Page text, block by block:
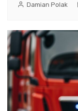
Damian Polak